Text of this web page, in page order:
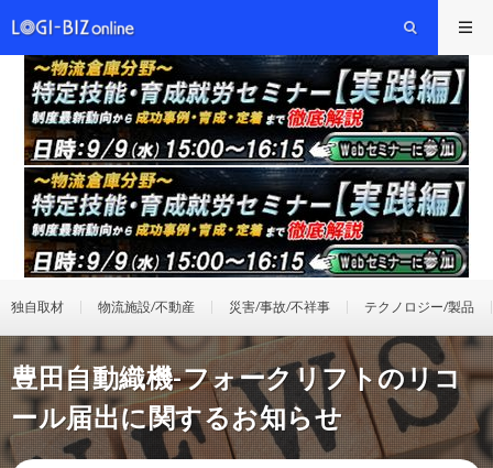
独自取材 物流施設/不動産 災害/事故/不祥事 テクノロジー/製品
豊田自動織機-フォークリフトのリコ
ール届出に関するお知らせ